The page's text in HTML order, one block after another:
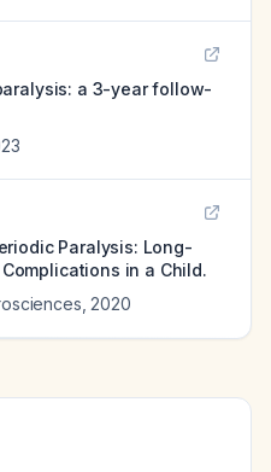
a 3-year follow-
Paralysis: Long-
in a Child.
2020